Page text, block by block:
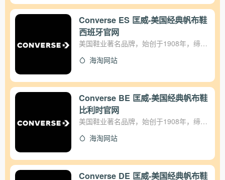
词，被誉为帆布鞋中的“劳斯莱斯”，同美
国历史悠久的品牌如麦当劳快餐、可口可
乐饮料、福特汽车、李维斯牛仔裤一样，
成为美国文化精神的象征。
Converse ES 匡威-美国经典帆布鞋
西班牙官网
美国鞋业著名品牌，始创于1908年，缔造
款色上都堪称世界第一。全明星经典帆布
词，被誉为帆布鞋中的“劳斯莱斯”，同美
国历史悠久的品牌如麦当劳快餐、可口可
乐饮料、福特汽车、李维斯牛仔裤一样，
成为美国文化精神的象征。
海淘网站
Converse BE 匡威-美国经典帆布鞋
比利时官网
美国鞋业著名品牌，始创于1908年，缔造
款色上都堪称世界第一。全明星经典帆布
词，被誉为帆布鞋中的“劳斯莱斯”，同美
国历史悠久的品牌如麦当劳快餐、可口可
海淘网站
Converse DE 匡威-美国经典帆布鞋